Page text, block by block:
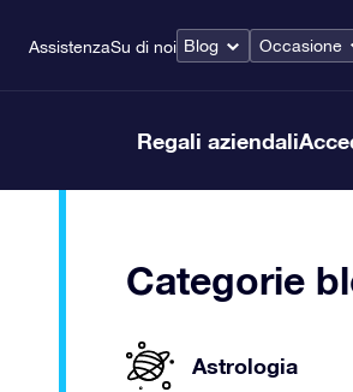
AssistenzaSu di noi Blog Occasione
Regali aziendali
Categorie
Astrologia